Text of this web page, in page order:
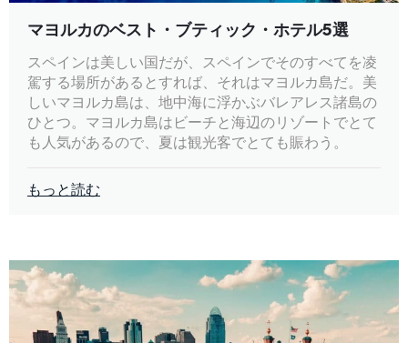
マヨルカのベスト・ブティック・ホテル5選
スペインは美しい国だが、スペインでそのすべてを凌
駕する場所があるとすれば、それはマヨルカ島だ。美
しいマヨルカ島は、地中海に浮かぶバレアレス諸島の
ひとつ。マヨルカ島はビーチと海辺のリゾートでとて
も人気があるので、夏は観光客でとても賑わう。
もっと読む